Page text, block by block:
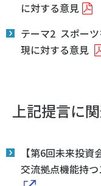
に対する意見
テーマ2 スポー
現に対する意見
上記提言に
【第6回未来投
交流拠点機能持つ